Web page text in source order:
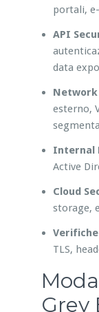
portali,
API
data
esterno,
Internal
Active
Cloud
storage,
TLS,
Grey